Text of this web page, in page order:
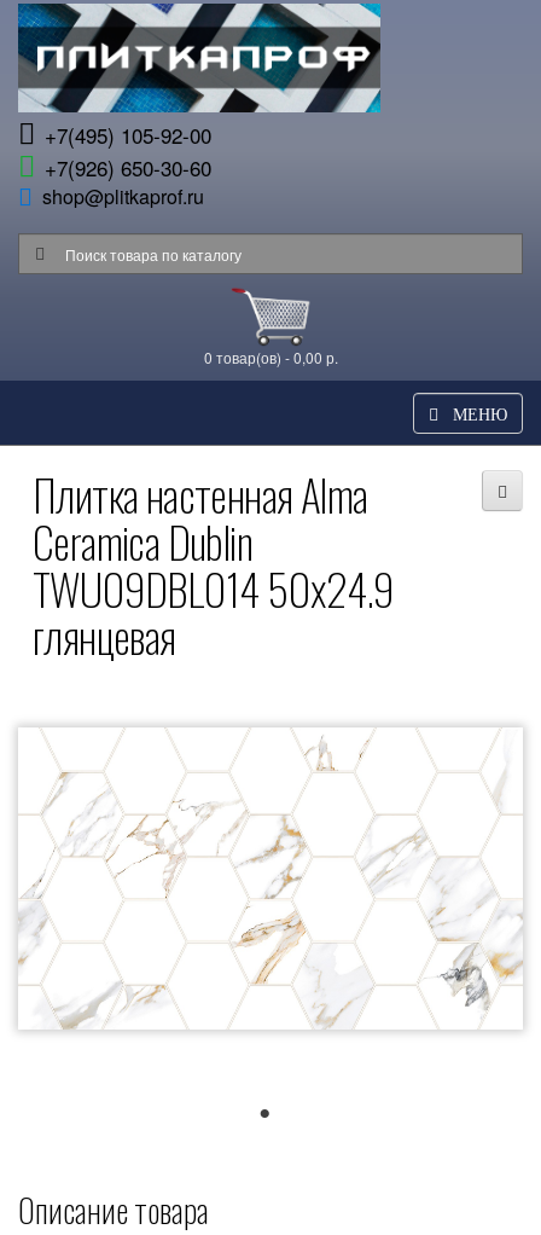
+7(495) 105-92-00
+7(926) 650-30-60
shop@plitkaprof.ru
0 товар(ов) - 0,00 р.
МЕНЮ
Плитка настенная Alma
Ceramica Dublin
TWU09DBL014 50x24.9
глянцевая
Описание товара